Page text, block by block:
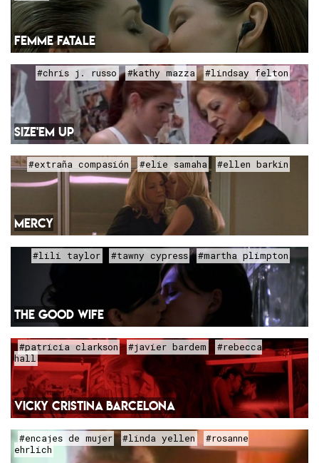
FEMME FATALE
#chris j. russo #kathy mazza #lindsay felton
SIZE'EM UP
#extraña compasión #elie samaha #ellen barkin
MERCY
#lili taylor #tawny cypress #martha plimpton
THE GOOD WIFE
#patricia clarkson #javier bardem
#rebecca
hall
VICKY CRISTINA BARCELONA
#encajes de mujer #linda yellen
#rosanne
ehrlich